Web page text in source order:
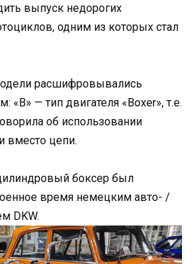
выпуск недорогих
одним из которых стал
расшифровывались
— тип двигателя «Boxer», т.е.
об использовании
вместо цепи.
боксер был
время немецким авто- /
DKW.